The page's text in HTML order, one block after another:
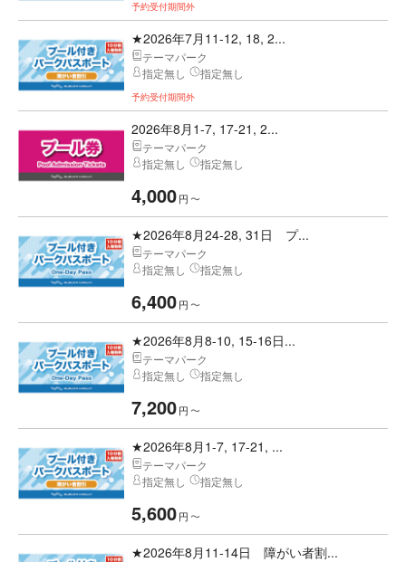
予約受付期間外
★2026年7月11-12, 18, 2...
テーマパーク
指定無し
指定無し
予約受付期間外
2026年8月1-7, 17-21, 2...
テーマパーク
指定無し
指定無し
4,000円 〜
★2026年8月24-28, 31日 プ...
テーマパーク
指定無し
指定無し
6,400円 〜
★2026年8月8-10, 15-16日...
テーマパーク
指定無し
指定無し
7,200円 〜
★2026年8月1-7, 17-21, ...
テーマパーク
指定無し
指定無し
5,600円 〜
★2026年8月11-14日 障がい者割...